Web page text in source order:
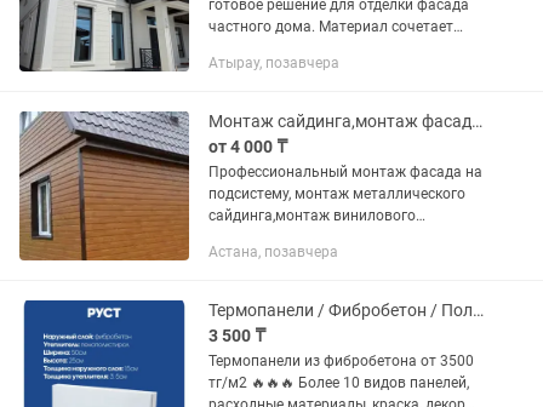
готовое решение для отделки фасада
частного дома. Материал сочетает
одной панели, что сокращает и сроки, и
Атырау, позавчера
Монтаж сайдинга,монтаж фасадных панелей
от 4 000 ₸
Профессиональный монтаж фасада на
подсистему, монтаж металлического
сайдинга,монтаж винилового
Астана, позавчера
Термопанели / Фибробетон / Полифасад / Фасадный материал / Облицовка
3 500 ₸
Термопанели из фибробетона от 3500
тг/м2 🔥🔥🔥 Более 10 видов панелей,